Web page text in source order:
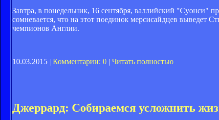
Завтра, в понедельник, 16 сентября, валлийский "Суонси"
сомневается, что на этот поединок мерсисайдцев выведет
чемпионов Англии.
10.03.2015 | Комментарии: 0 | Читать полностью
Джеррард: Собираемся усложнить